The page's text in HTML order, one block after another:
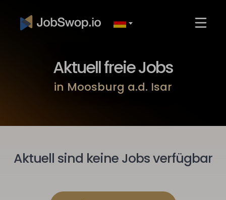
Aktuell freie Jobs
in Moosburg a.d. Isar
Aktuell sind keine Jobs verfügbar